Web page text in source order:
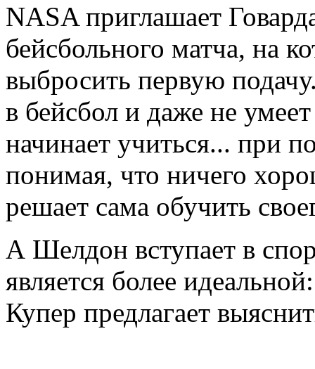
NASA приглашает
бейсбольного матча, на
выбросить первую
в бейсбол и даже не
начинает учиться... при
понимая, что ничего
решает сама обучить
А Шелдон вступает в
является более
Купер предлагает